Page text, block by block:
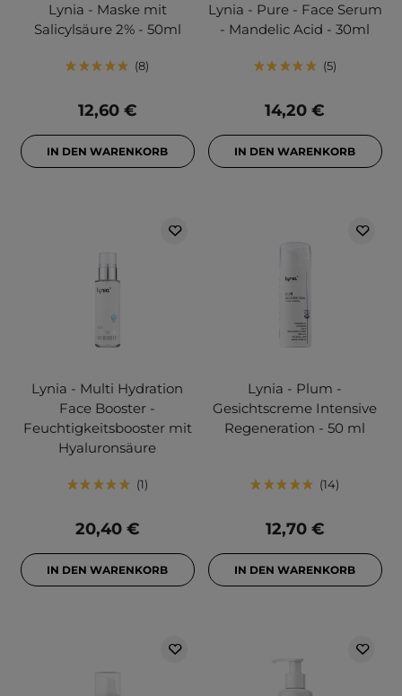
Lynia - Maske mit
Salicylsäure 2% - 50ml
8
12,60 €
IN DEN WARENKORB
Lynia - Pure - Face Serum
- Mandelic Acid - 30ml
5
14,20 €
IN DEN WARENKORB
Lynia - Multi Hydration
Face Booster -
Feuchtigkeitsbooster mit
Hyaluronsäure
1
20,40 €
IN DEN WARENKORB
Lynia - Plum -
Gesichtscreme Intensive
Regeneration - 50 ml
14
12,70 €
IN DEN WARENKORB